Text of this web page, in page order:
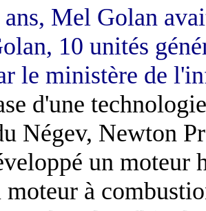
Mel Golan
10 unités
le ministère de
d'une
Négev, Newton
un
à